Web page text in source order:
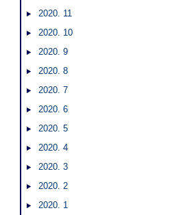
2020. 11
2020. 10
2020. 9
2020. 8
2020. 7
2020. 6
2020. 5
2020. 4
2020. 3
2020. 2
2020. 1